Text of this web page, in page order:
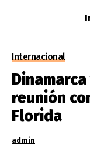
Internacional
reunión
Florida
admin